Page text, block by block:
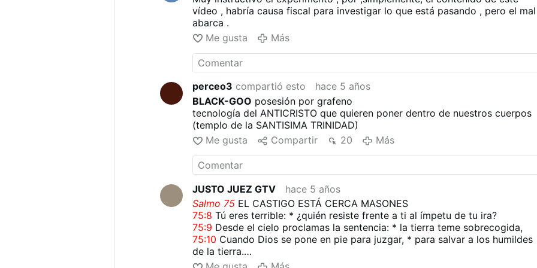
vídeo , habría causa fiscal para investigar lo que está pasando , pero el mal
abarca .
Me gusta
Más
perceo3 compartió esto
hace 5 años
BLACK-GOO posesión por grafeno
tecnología del ANTICRISTO que quieren poner dentro de nuestros cuerpos
(templo de la SANTISIMA TRINIDAD)
Me gusta
Compartir 20 Más
JUSTO JUEZ GTV
hace 5 años
Salmo 75 EL CASTIGO ESTÁ CERCA MASONES
75:8 Tú eres terrible: * ¿quién resiste frente a ti al ímpetu de tu ira?
75:9 Desde el cielo proclamas la sentencia: * la tierra teme sobrecogida,
75:10 Cuando Dios se pone en pie para juzgar, * para salvar a los humildes
de la tierra.
75:11La cólera humana tendrá que alabarte, *